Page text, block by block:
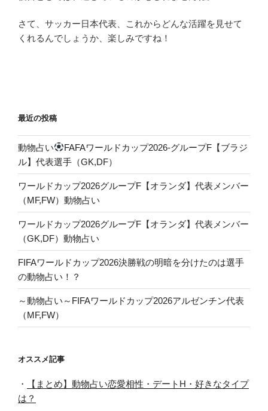
さて、サッカー日本代表、これからどんな活躍を見せて
くれるんでしょうか、楽しみですね！
最近の投稿
動物占い
FAFAワールドカップ2026-グループF【ブラジ
ル】代表選手（GK,DF）
ワールドカップ2026グループF【オランダ】代表メンバー
（MF,FW）動物占い
ワールドカップ2026グループF【オランダ】代表メンバー
（GK,DF）動物占い
FIFAワールドカップ2026決勝戦の明暗を分けたのは選手
の動物占い！？
～動物占い～FIFAワールドカップ2026アルゼンチン代表
（MF,FW）
オススメ記事
・
【まとめ】動物占い恋愛相性・デートH・好きなタイプ
は？